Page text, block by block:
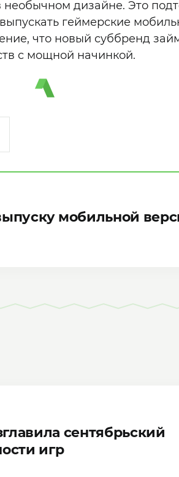
дизайне. Это
геймерские
что новый суббренд
с мощной начинкой.
мобильной
сентябрьский
игр